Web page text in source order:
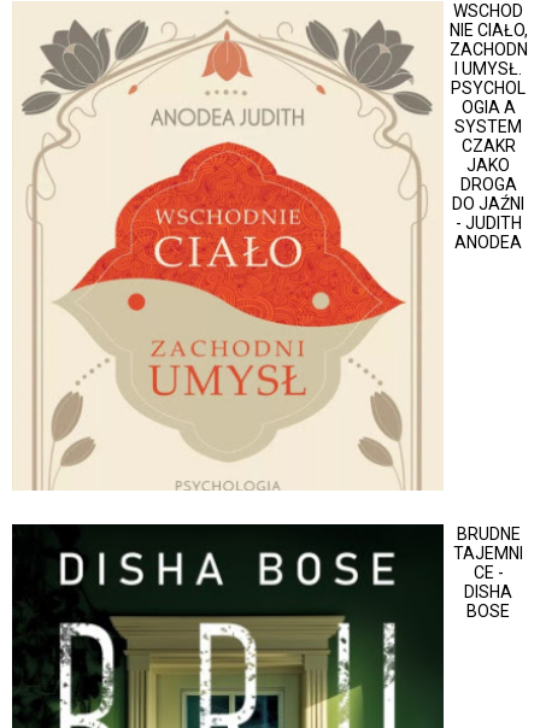
WSCHOD
NIE CIAŁO,
ZACHODN
I UMYSŁ.
PSYCHOL
OGIA A
SYSTEM
CZAKR
JAKO
DROGA
DO JAŹNI
- JUDITH
ANODEA
BRUDNE
TAJEMNI
CE -
DISHA
BOSE